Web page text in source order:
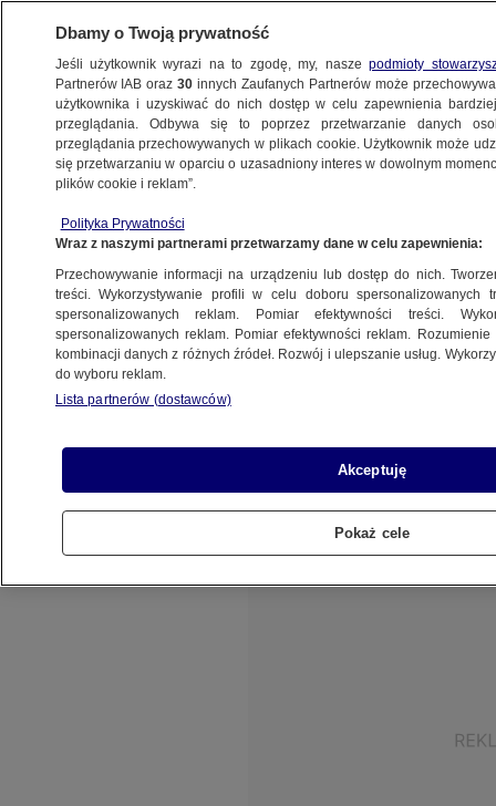
ŚWIAT
bo był za dobrze ostrzyżony
17.04.2020, 20:50
Udostępnij
Gdy zakłady fryzjerskie są zamknięte - a tak w
ostrzyżone i ułożone włosy mogą się wydać
podejrzane. Przekonał się o tym mieszkaniec
Lombardii, który właśnie tym ściągnął na siebie
Dbamy o Twoją prywatność
Jeśli użytkownik wyrazi na to zgodę, my, naszepodmioty
Partnerów IAB oraz30 innych Zaufanych Partnerów może
użytkownika i uzyskiwać do nich dostęp w celu zapewnienia
przeglądania. Odbywa się to poprzez przetwarzanie danych
przeglądania przechowywanych w plikach cookie. Użytkownik może
się przetwarzaniu w oparciu o uzasadniony interes w dowolnym
plików cookie i reklam”.
Polityka Prywatności
Wraz z naszymi partnerami przetwarzamy dane w celu zapewnienia:
Przechowywanie informacji na urządzeniu lub dostęp do nich.
treści. Wykorzystywanie profili w celu doboru spersonalizowanych
spersonalizowanych reklam. Pomiar efektywności treści.
spersonalizowanych reklam. Pomiar efektywności reklam.
kombinacji danych z różnych źródeł. Rozwój i ulepszanie usług.
do wyboru reklam.
Lista partnerów (dostawców)
Akceptuję
Pokaż cele